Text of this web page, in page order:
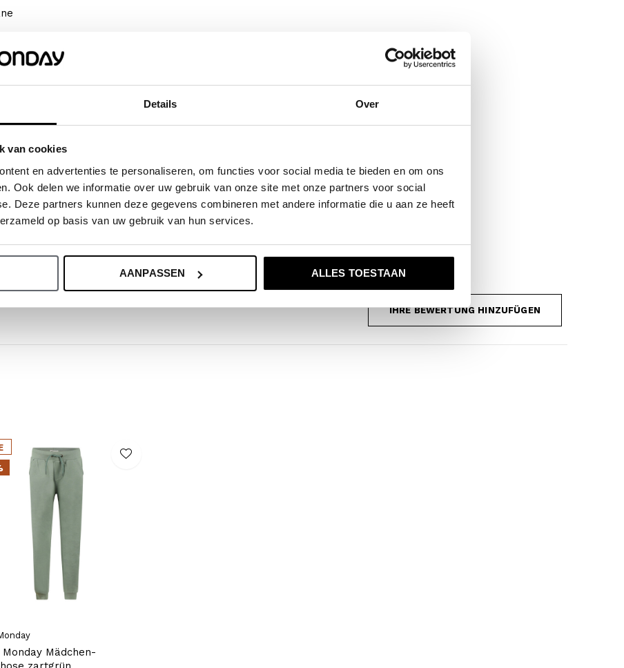
Details Over
van cookies
en advertenties te personaliseren, om functies voor social media te bieden en om ons
Ook delen we informatie over uw gebruik van onze site met onze partners voor social
Deze partners kunnen deze gegevens combineren met andere informatie die u aan ze heeft
op basis van uw gebruik van hun services.
AANPASSEN ALLES TOESTAAN
aus. Wir empfehlen, die Größe
Aber wenn Ihr Kind etwas breiter
Wichtig ist: Tu das, was ihn oder
IHRE BEWERTUNG HINZUFÜGEN
Monday Mädchen-